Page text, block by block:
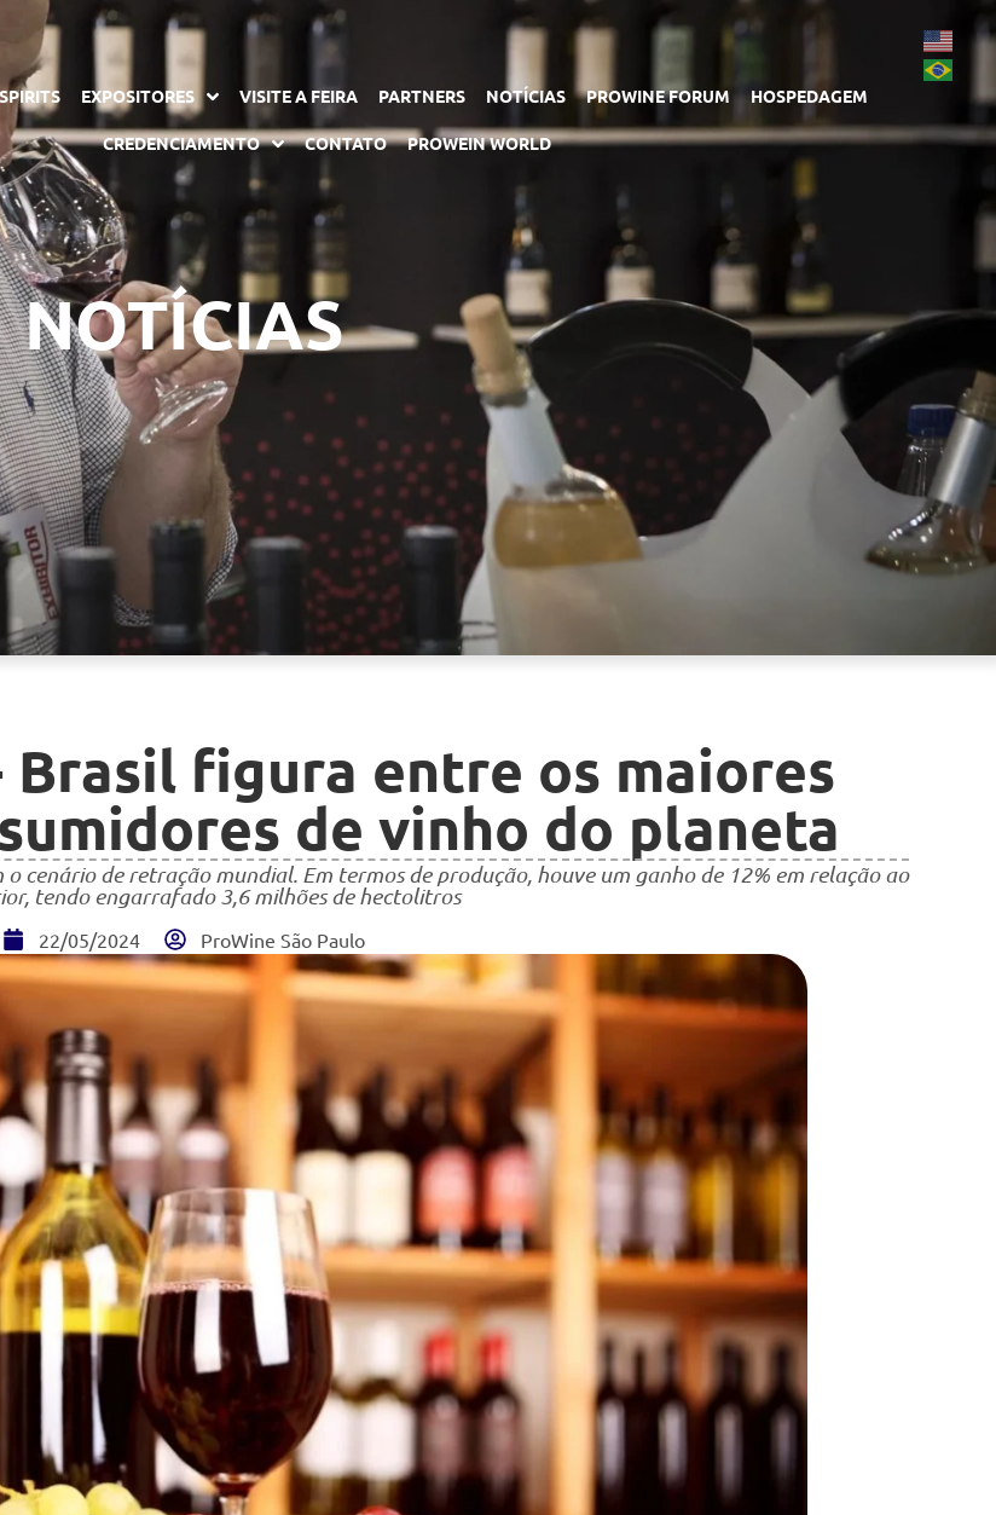
EXPOSITORES VISITE A FEIRA PARTNERS NOTÍCIAS PROWINE FORUM HOSPEDAGEM
CREDENCIAMENTO CONTATO PROWEIN WORLD
NOTÍCIAS
Brasil figura entre os maiores
de vinho do planeta
cenário de retração mundial. Em termos de produção, houve um ganho de 12% em relação ao
tendo engarrafado 3,6 milhões de hectolitros
22/05/2024 ProWine São Paulo